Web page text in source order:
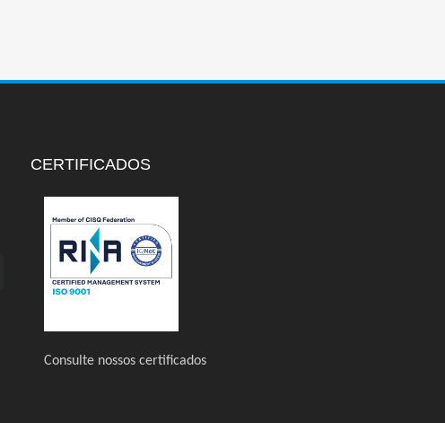
CERTIFICADOS
Consulte nossos certificados